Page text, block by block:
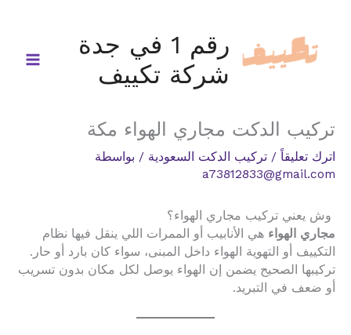
المحتوى
رقم 1 في جدة
شركة تكييف
تركيب الدكت مجاري الهواء مكة
اترك تعليقاً / تركيب الدكت السعودية / بواسطة
a73812833@gmail.com
وش يعني تركيب مجاري الهواء؟
مجاري الهواء هي الأنابيب أو الممرات اللي ينقل فيها نظام
التكييف أو التهوية الهواء داخل المبنى، سواء كان بارد أو حار.
تركيبها الصحيح يضمن إن الهواء يوصل لكل مكان بدون تسريب
أو ضعف في التبريد.